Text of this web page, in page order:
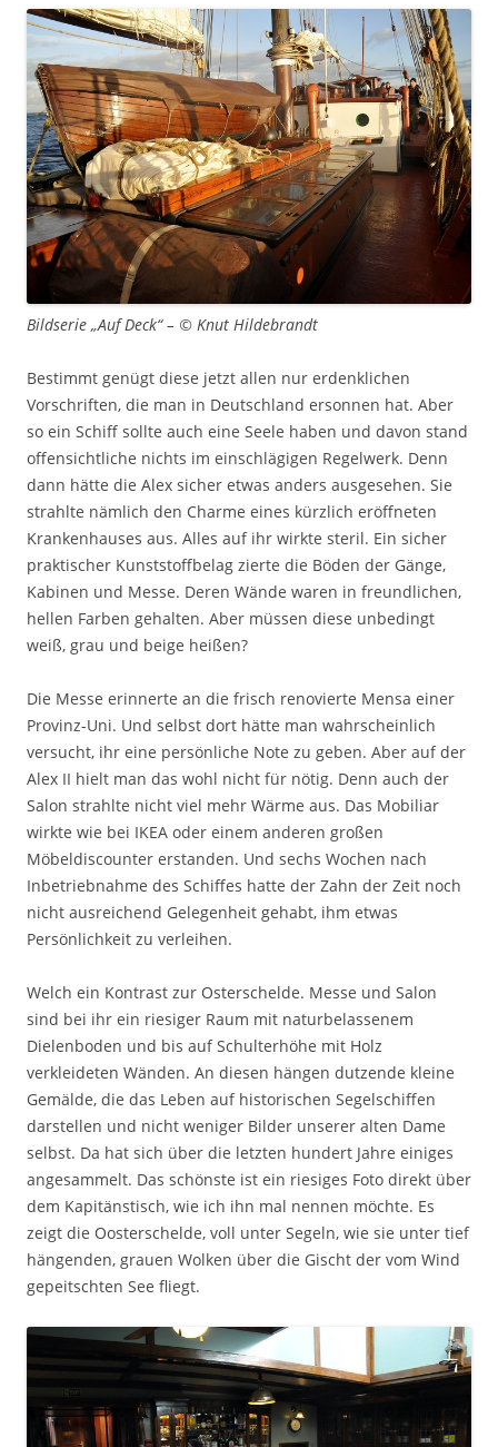
Bildserie „Auf Deck“ – © Knut Hildebrandt
Bestimmt genügt diese jetzt allen nur erdenklichen
Vorschriften, die man in Deutschland ersonnen hat. Aber
so ein Schiff sollte auch eine Seele haben und davon stand
offensichtliche nichts im einschlägigen Regelwerk. Denn
dann hätte die Alex sicher etwas anders ausgesehen. Sie
strahlte nämlich den Charme eines kürzlich eröffneten
Krankenhauses aus. Alles auf ihr wirkte steril. Ein sicher
praktischer Kunststoffbelag zierte die Böden der Gänge,
Kabinen und Messe. Deren Wände waren in freundlichen,
hellen Farben gehalten. Aber müssen diese unbedingt
weiß, grau und beige heißen?
Die Messe erinnerte an die frisch renovierte Mensa einer
Provinz-Uni. Und selbst dort hätte man wahrscheinlich
versucht, ihr eine persönliche Note zu geben. Aber auf der
Alex II hielt man das wohl nicht für nötig. Denn auch der
Salon strahlte nicht viel mehr Wärme aus. Das Mobiliar
wirkte wie bei IKEA oder einem anderen großen
Möbeldiscounter erstanden. Und sechs Wochen nach
Inbetriebnahme des Schiffes hatte der Zahn der Zeit noch
nicht ausreichend Gelegenheit gehabt, ihm etwas
Persönlichkeit zu verleihen.
Welch ein Kontrast zur Osterschelde. Messe und Salon
sind bei ihr ein riesiger Raum mit naturbelassenem
Dielenboden und bis auf Schulterhöhe mit Holz
verkleideten Wänden. An diesen hängen dutzende kleine
Gemälde, die das Leben auf historischen Segelschiffen
darstellen und nicht weniger Bilder unserer alten Dame
selbst. Da hat sich über die letzten hundert Jahre einiges
angesammelt. Das schönste ist ein riesiges Foto direkt über
dem Kapitänstisch, wie ich ihn mal nennen möchte. Es
zeigt die Oosterschelde, voll unter Segeln, wie sie unter tief
hängenden, grauen Wolken über die Gischt der vom Wind
gepeitschten See fliegt.